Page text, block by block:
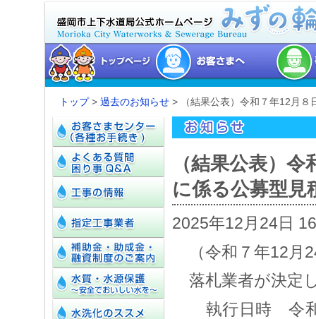
トップ> 過去のお知らせ > （結果公表）令和７年12月
（結果公表）
に係る公募型見
2025年12月24日
（令和７年12月
落札業者が決定
執行日時 令和